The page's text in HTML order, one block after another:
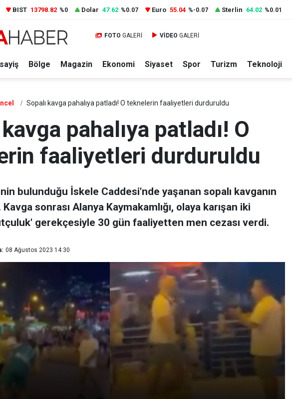
BIST 13798.82 %0 Dolar 47.62 %0.07 Euro 55.04 %-0.07 Sterlin 64.02 %0.01
FOTO GALERİ VİDEO GALERİ
Bölge Magazin Ekonomi Siyaset Spor Turizm Teknoloji
Sopalı kavga pahalıya patladı! O teknelerin faaliyetleri durduruldu
pahalıya patladı! O
faaliyetleri durduruldu
bulunduğu İskele Caddesi'nde yaşanan sopalı kavganın
sonrası Alanya Kaymakamlığı, olaya karışan iki
gerekçesiyle 30 gün faaliyetten men cezası verdi.
08 Ağustos 2023 14:30